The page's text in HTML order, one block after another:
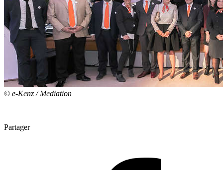
© e-Kenz / Mediation
Partager